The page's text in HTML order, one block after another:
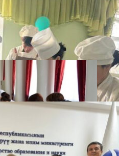
МАМЛЕКЕТТЕРДИН
ЖОЛУГУШТУ
07.08.2026
Абитуриент
ЖОЖДОРГО КАБЫЛ
27.07.2026
ӨЗҮҢДҮН КЕЛЕЧЕГИҢ
20.07.2026
ЖОЖДОРГО КАБЫЛ
20.07.2026
Медиа